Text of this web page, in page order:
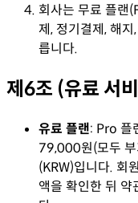
회사는 무료 플랜
제, 정기결제, 해
릅니다.
제6조 (유료 서
유료 플랜: Pro 플
79,000원(모두 부
(KRW)입니다. 회
액을 확인한 뒤 약